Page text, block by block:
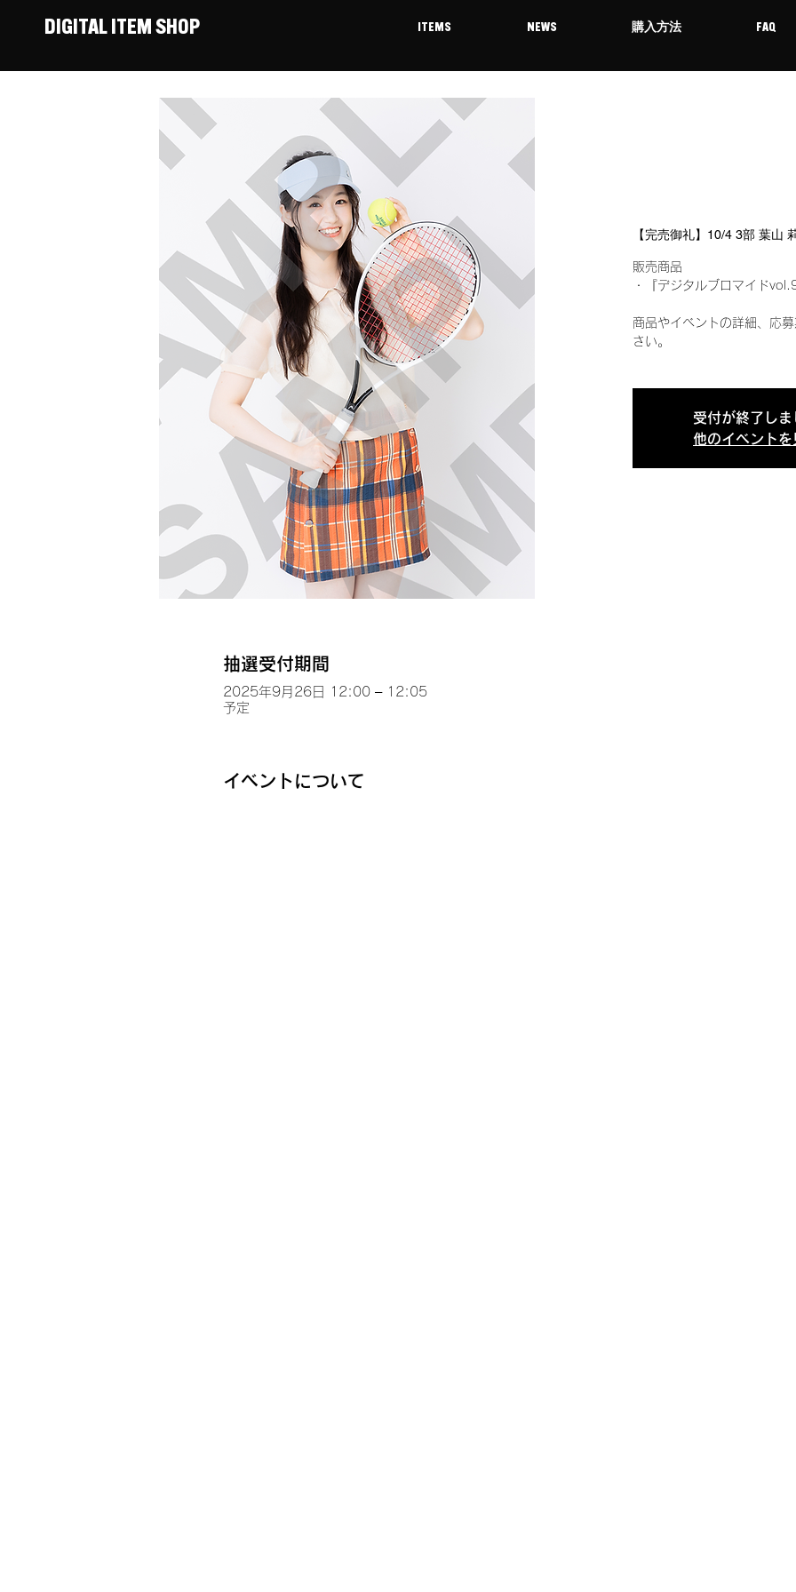
DIGITAL ITEM SHOP ITEMS NEWS 購入方法 FAQ
【完売御礼】10/4 3部 葉山
販売商品
・『デジタルブロマイド
商品やイベントの詳細、応
さい。
受付が終了しま
他のイベントを
抽選受付期間
2025年9月26日 12:00 – 12:05
予定
イベントについて